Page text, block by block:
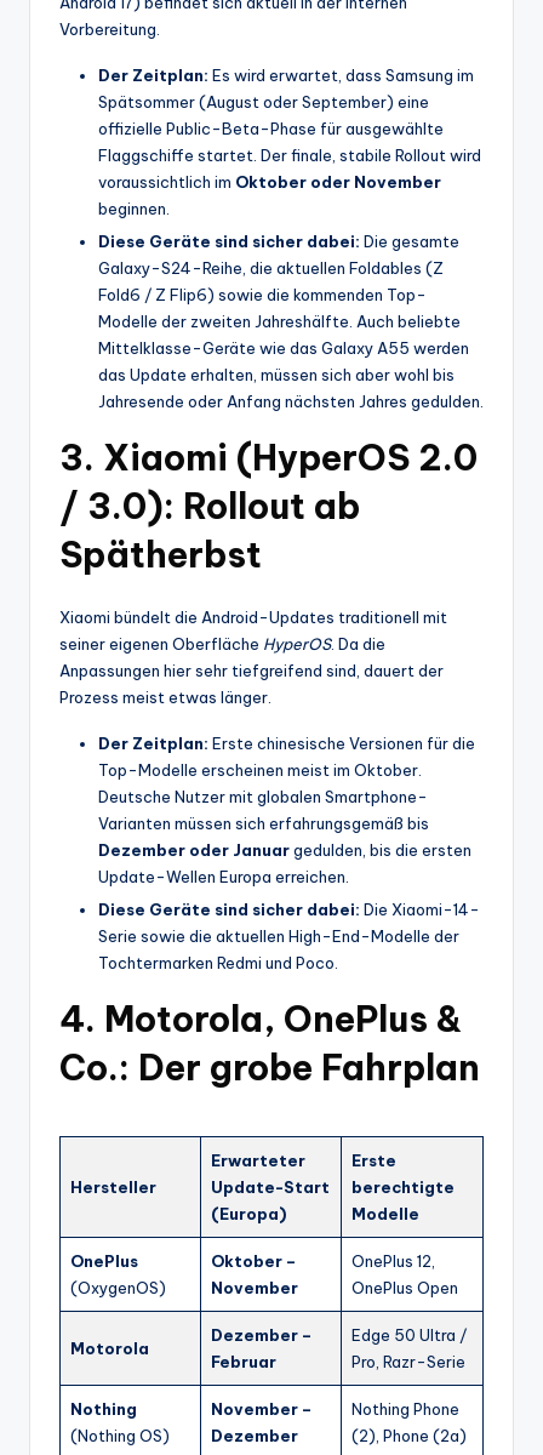
Vorbereitung.
Der Zeitplan: Es wird erwartet, dass Samsung im
Spätsommer (August oder September) eine
offizielle Public-Beta-Phase für ausgewählte
Flaggschiffe startet. Der finale, stabile Rollout wird
voraussichtlich im Oktober oder November
beginnen.
Diese Geräte sind sicher dabei: Die gesamte
Galaxy-S24-Reihe, die aktuellen Foldables (Z
Fold6 / Z Flip6) sowie die kommenden Top-
Modelle der zweiten Jahreshälfte. Auch beliebte
Mittelklasse-Geräte wie das Galaxy A55 werden
das Update erhalten, müssen sich aber wohl bis
Jahresende oder Anfang nächsten Jahres gedulden.
3. Xiaomi (HyperOS 2.0
/ 3.0): Rollout ab
Spätherbst
Xiaomi bündelt die Android-Updates traditionell mit
seiner eigenen Oberfläche HyperOS. Da die
Anpassungen hier sehr tiefgreifend sind, dauert der
Prozess meist etwas länger.
Der Zeitplan: Erste chinesische Versionen für die
Top-Modelle erscheinen meist im Oktober.
Deutsche Nutzer mit globalen Smartphone-
Varianten müssen sich erfahrungsgemäß bis
Dezember oder Januargedulden, bis die ersten
Update-Wellen Europa erreichen.
Diese Geräte sind sicher dabei: Die Xiaomi-14-
Serie sowie die aktuellen High-End-Modelle der
Tochtermarken Redmi und Poco.
4. Motorola, OnePlus &
Co.: Der grobe Fahrplan
Hersteller
Erwarteter
Update-Start
(Europa)
Erste
berechtigte
Modelle
OnePlus
(OxygenOS)
Oktober –
November
OnePlus 12,
OnePlus Open
Motorola
Dezember –
Februar
Edge 50 Ultra /
Pro, Razr-Serie
Nothing
(Nothing OS)
November –
Dezember
Nothing Phone
(2), Phone (2a)